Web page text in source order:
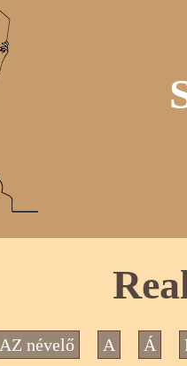
AZ névelő A Á